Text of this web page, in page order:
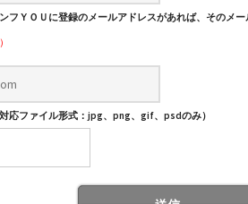
フＹＯＵに登録のメールアドレスがあれば、そのメー
応ファイル形式：jpg、png、gif、psdのみ）